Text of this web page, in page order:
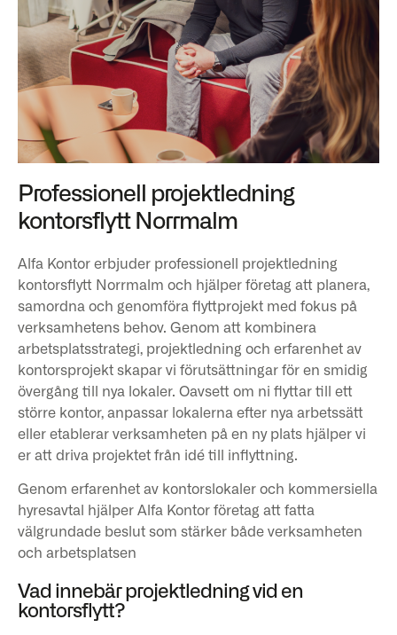
Professionell projektledning
kontorsflytt Norrmalm
Alfa Kontor erbjuder professionell projektledning
kontorsflytt Norrmalm och hjälper företag att planera,
samordna och genomföra flyttprojekt med fokus på
verksamhetens behov. Genom att kombinera
arbetsplatsstrategi, projektledning och erfarenhet av
kontorsprojekt skapar vi förutsättningar för en smidig
övergång till nya lokaler. Oavsett om ni flyttar till ett
större kontor, anpassar lokalerna efter nya arbetssätt
eller etablerar verksamheten på en ny plats hjälper vi
er att driva projektet från idé till inflyttning.
Genom erfarenhet av kontorslokaler och kommersiella
hyresavtal hjälper Alfa Kontor företag att fatta
välgrundade beslut som stärker både verksamheten
och arbetsplatsen
Vad innebär projektledning vid en
kontorsflytt?